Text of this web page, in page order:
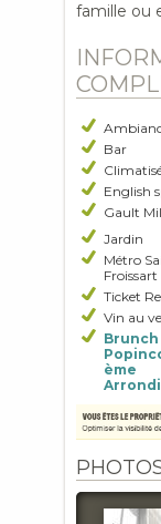
famille ou
Bar
English
Gault
Jardin
Métro
Froissart
Ticket
Vin au
Brunch
ème